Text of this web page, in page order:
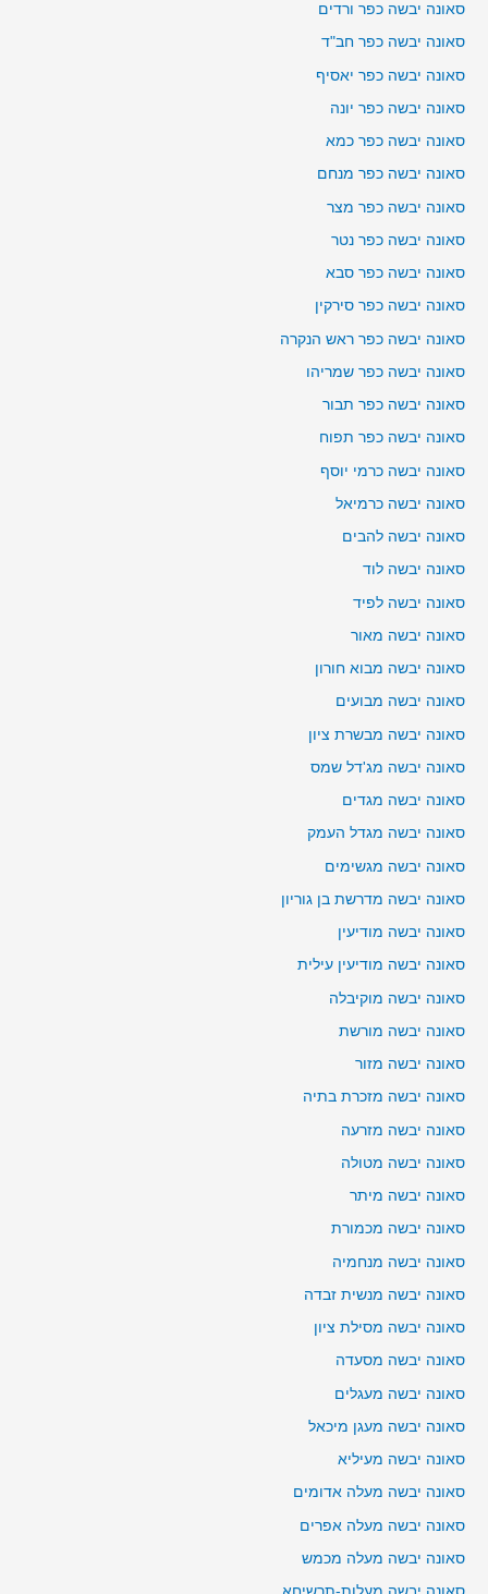
סאונה יבשה כפר ורדים
סאונה יבשה כפר חב"ד
סאונה יבשה כפר יאסיף
סאונה יבשה כפר יונה
סאונה יבשה כפר כמא
סאונה יבשה כפר מנחם
סאונה יבשה כפר מצר
סאונה יבשה כפר נטר
סאונה יבשה כפר סבא
סאונה יבשה כפר סירקין
סאונה יבשה כפר ראש הנקרה
סאונה יבשה כפר שמריהו
סאונה יבשה כפר תבור
סאונה יבשה כפר תפוח
סאונה יבשה כרמי יוסף
סאונה יבשה כרמיאל
סאונה יבשה להבים
סאונה יבשה לוד
סאונה יבשה לפיד
סאונה יבשה מאור
סאונה יבשה מבוא חורון
סאונה יבשה מבועים
סאונה יבשה מבשרת ציון
סאונה יבשה מג'דל שמס
סאונה יבשה מגדים
סאונה יבשה מגדל העמק
סאונה יבשה מגשימים
סאונה יבשה מדרשת בן גוריון
סאונה יבשה מודיעין
סאונה יבשה מודיעין עילית
סאונה יבשה מוקיבלה
סאונה יבשה מורשת
סאונה יבשה מזור
סאונה יבשה מזכרת בתיה
סאונה יבשה מזרעה
סאונה יבשה מטולה
סאונה יבשה מיתר
סאונה יבשה מכמורת
סאונה יבשה מנחמיה
סאונה יבשה מנשית זבדה
סאונה יבשה מסילת ציון
סאונה יבשה מסעדה
סאונה יבשה מעגלים
סאונה יבשה מעגן מיכאל
סאונה יבשה מעיליא
סאונה יבשה מעלה אדומים
סאונה יבשה מעלה אפרים
סאונה יבשה מעלה מכמש